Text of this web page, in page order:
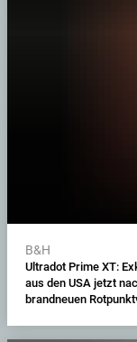
B&H
Ultradot Prime XT:
aus den USA jetzt
brandneuen